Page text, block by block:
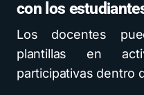
con los
Los docentes
plantillas en
participativas dentro